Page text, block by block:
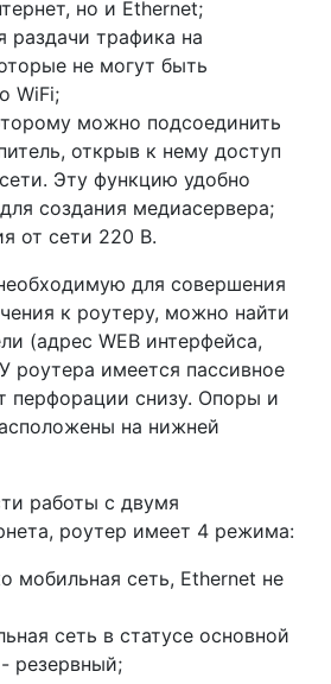
но и Ethernet;
раздачи трафика на
не могут быть
WiFi;
можно подсоединить
открыв к нему доступ
Эту функцию удобно
создания медиасервера;
от сети 220 В.
для совершения
к роутеру, можно найти
(адрес WEB интерфейса,
роутера имеется пассивное
перфорации снизу. Опоры и
на нижней
работы с двумя
роутер имеет 4 режима:
мобильная сеть, Ethernet не
сеть в статусе основной
резервный;